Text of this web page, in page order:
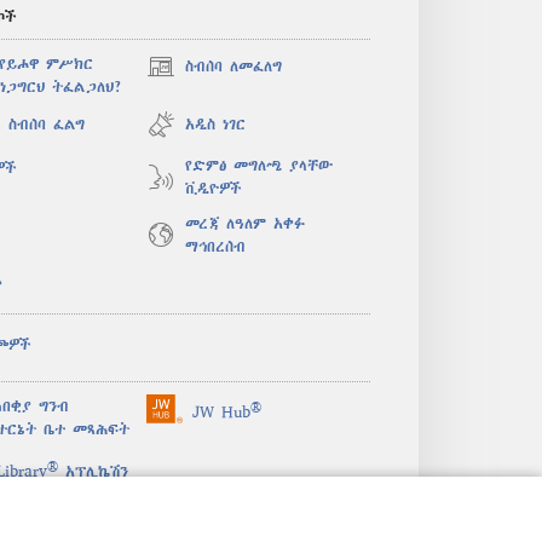
ምሥክር
ትፈልጋለህ?
ስብሰባ ለመፈለግ
(አዲስ
ክፈት)
ስብሰባ ፈልግ አዲስ ነገር
የድምፅ መግለጫ ያላቸው
ቪዲዮዎች
መረጃ ለዓለም አቀፉ
ማኅበረሰብ
ግንብ
ቤተ መጻሕፍት
JW Hub®
(አዲስ
®አፕሊኬሽን